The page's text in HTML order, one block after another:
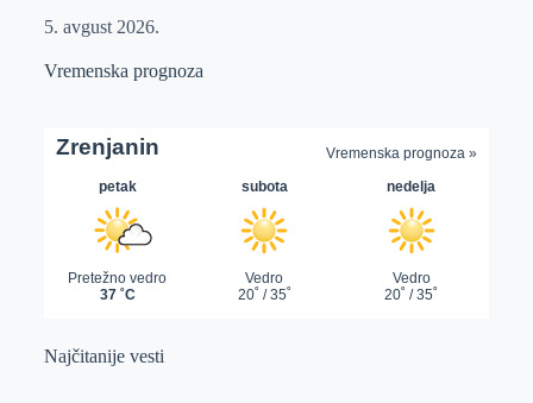
5. avgust 2026.
Vremenska prognoza
Najčitanije vesti